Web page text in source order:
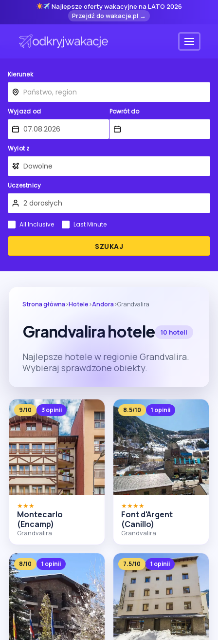
Najlepsze oferty wakacyjne na LATO 2026
Przejdź do wakacje.pl →
Menu
Kierunek
Wyjazd od Powrót do
Wylot z
Uczestnicy
SZUKAJ
All Inclusive Last Minute
Strona główna›Hotele›Andora›Grandvalira
Grandvalira hotele 10 hoteli
Najlepsze hotele w regionie Grandvalira.
Wybieraj sprawdzone obiekty.
9/10 3 opinii
★★★
Montecarlo
(Encamp)
Grandvalira
8.5/10 1 opinii
★★★★
Font d'Argent
(Canillo)
Grandvalira
8/10 1 opinii 7.5/10 1 opinii